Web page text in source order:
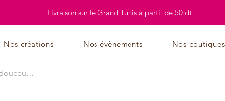
Livraison sur le Grand Tunis à partir de 50 dt
Nos créations Nos évènements Nos boutiques